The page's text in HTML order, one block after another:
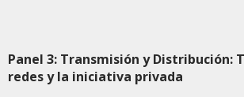
Panel 3: Transmisión y Distribución:
redes y la iniciativa privada